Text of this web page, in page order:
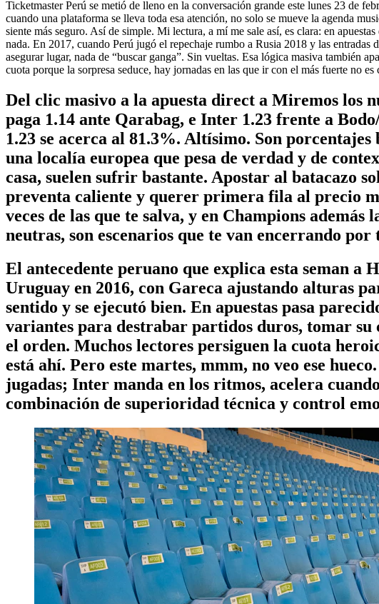
Ticketmaster Perú se metió de lleno en la conversación grande este lunes 23 de
cuando una plataforma se lleva toda esa atención, no solo se mueve la agenda
siente más seguro. Así de simple. Mi lectura, a mí me sale así, es clara: en
nada. En 2017, cuando Perú jugó el repechaje rumbo a Rusia 2018 y las
asegurar lugar, nada de “buscar ganga”. Sin vueltas. Esa lógica masiva también
cuota porque la sorpresa seduce, hay jornadas en las que ir con el más fuerte no es
Del clic masivo a la apuesta direct a Miremos los
paga 1.14 ante Qarabag, e Inter 1.23 frente a
1.23 se acerca al 81.3%. Altísimo. Son
una localía europea que pesa de verdad y de
casa, suelen sufrir bastante. Apostar al batacazo
preventa caliente y querer primera fila al precio
veces de las que te salva, y en Champions
neutras, son escenarios que te van encerrando por
El antecedente peruano que explica esta seman a
Uruguay en 2016, con Gareca ajustando alturas
sentido y se ejecutó bien. En apuestas pasa
variantes para destrabar partidos duros, tomar
el orden. Muchos lectores persiguen la cuota
está ahí. Pero este martes, mmm, no veo ese
jugadas; Inter manda en los ritmos, acelera
combinación de superioridad técnica y control